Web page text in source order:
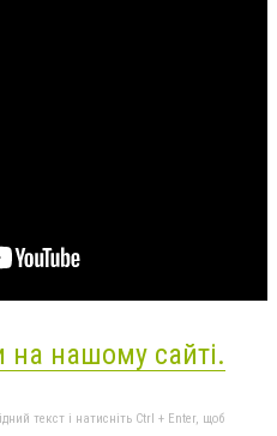
на нашому сайті.
текст і натисніть Ctrl + Enter, щоб